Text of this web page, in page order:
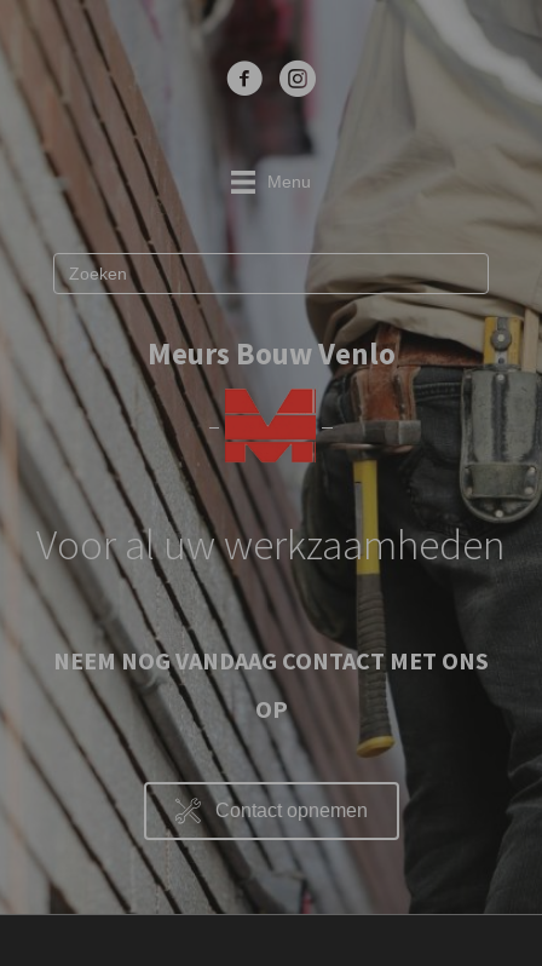
Menu
Meurs Bouw Venlo
Voor al uw werkzaamheden
NEEM NOG VANDAAG CONTACT MET ONS
OP
Contact opnemen